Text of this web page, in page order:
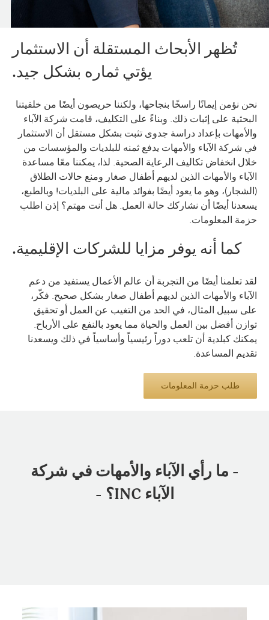
تُظهر الأبحاث المستقلة أن الاستثمار
يؤتي ثماره بشكل جيد.
نحن نؤمن إيمانًا راسخًا بنجاحها، ولكننا حريصون أيضًا من خلفيتنا
البحثية على إثبات ذلك. وبناءً على التكليف، قامت شركة الآباء
والأمهات بإعداد دراسة جدوى تثبت بشكل مستقل أن الاستثمار
في شركة الآباء والأمهات يدفع ثمنه للبلديات والمؤسسات من
خلال انخفاض تكاليف الرعاية الصحية. لذا، يمكننا معًا مساعدة
الآباء والأمهات الذين لديهم أطفال صغار ومنع حالات الطلاق
(الشجار)، وهو ما يعود أيضًا بفوائد مالية على البلديات! وبالطبع،
يسعدنا أيضًا أن نشاركك حالة العمل. هل أنت مهتم؟ إذن اطلب
حزمة المعلومات.
كما أنه يوفر مزايا للشركات الإقليمية.
لقد تعلمنا أيضًا من التجربة أن عالم الأعمال يستفيد من دعم
الآباء والأمهات الذين لديهم أطفال صغار بشكل صحيح. فكّر،
على سبيل المثال، في الحد من التغيب عن العمل أو تحقيق
توازن أفضل بين العمل والحياة مما يعود بالنفع على الأرباح.
يمكنك كبلدية أن تلعب دوراً رئيسياً وأساسياً في ذلك ويسعدنا
تقديم المساعدة.
طلب حزمة المعلومات
- ما رأي الآباء والأمهات في شركة
الآباء INC؟ -